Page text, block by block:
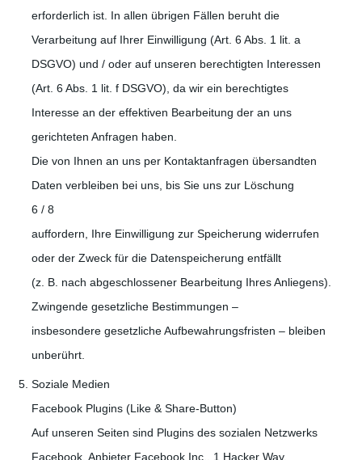
erforderlich ist. In allen übrigen Fällen beruht die
Verarbeitung auf Ihrer Einwilligung (Art. 6 Abs. 1 lit. a
DSGVO) und / oder auf unseren berechtigten Interessen
(Art. 6 Abs. 1 lit. f DSGVO), da wir ein berechtigtes
Interesse an der effektiven Bearbeitung der an uns
gerichteten Anfragen haben.
Die von Ihnen an uns per Kontaktanfragen übersandten
Daten verbleiben bei uns, bis Sie uns zur Löschung
6 / 8
auffordern, Ihre Einwilligung zur Speicherung widerrufen
oder der Zweck für die Datenspeicherung entfällt
(z. B. nach abgeschlossener Bearbeitung Ihres Anliegens).
Zwingende gesetzliche Bestimmungen –
insbesondere gesetzliche Aufbewahrungsfristen – bleiben
unberührt.
Soziale Medien
Facebook Plugins (Like & Share-Button)
Auf unseren Seiten sind Plugins des sozialen Netzwerks
Facebook, Anbieter Facebook Inc., 1 Hacker Way,